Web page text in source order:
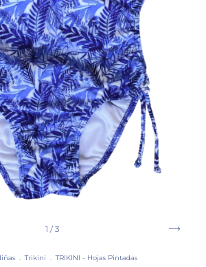
1 /3
. Trikini . TRIKINI - Hojas Pintadas